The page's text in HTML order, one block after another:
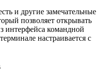
и другие замечательные
позволяет открывать
интерфейса командной
настраивается с